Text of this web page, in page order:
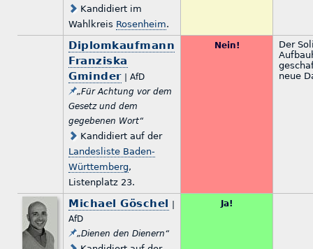
Kandidiert im
Wahlkreis Rosenheim.
Diplomkaufmann
Franziska
Gminder| AfD
„Für Achtung vor dem
Gesetz und dem
gegebenen Wort“
Kandidiert auf der
Landesliste Baden-
Württemberg,
Listenplatz 23.
Nein!
Der
neue
Michael Göschel
AfD
„Dienen den Dienern“
Ja!